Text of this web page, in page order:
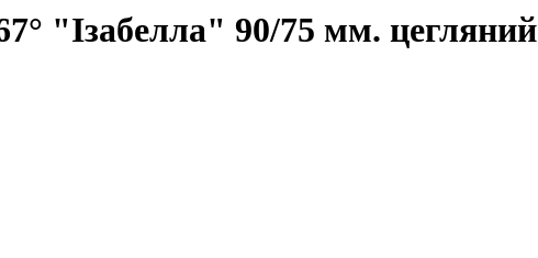
"Ізабелла" 90/75 мм. цегляний